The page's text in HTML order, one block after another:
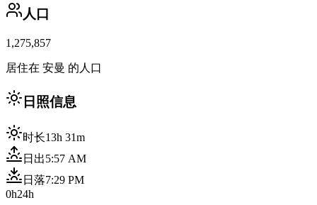
人口
1,275,857
居住在 安曼 的人口
日照信息
时长13h 31m
日出5:57 AM
日落7:29 PM
0h24h